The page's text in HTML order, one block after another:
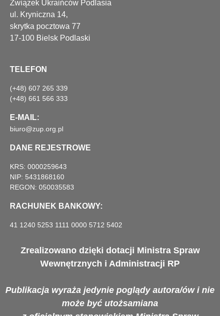
Związek Ukraińców Podlasia
ul. Kryniczna 14,
skrytka pocztowa 77
17-100 Bielsk Podlaski
TELEFON
(+48) 607 265 339
(+48) 661 566 333
E-MAIL:
biuro@zup.org.pl
DANE REJESTROWE
KRS: 0000259643
NIP: 5431868160
REGON: 050035583
RACHUNEK BANKOWY:
41 1240 5253 1111 0000 5712 5402
Zrealizowano dzięki dotacji Ministra Spraw
Wewnętrznych i Administracji RP
Publikacja wyraża jedynie poglądy autora/ów i nie
może być utożsamiana